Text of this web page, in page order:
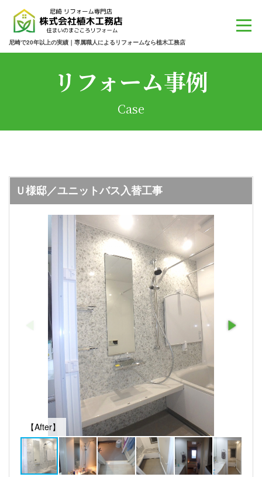
尼崎で20年以上の実績｜専属職人によるリフォームなら植木工務店
リフォーム事例
Case
Ｕ様邸／ユニットバス入替工事
【After】